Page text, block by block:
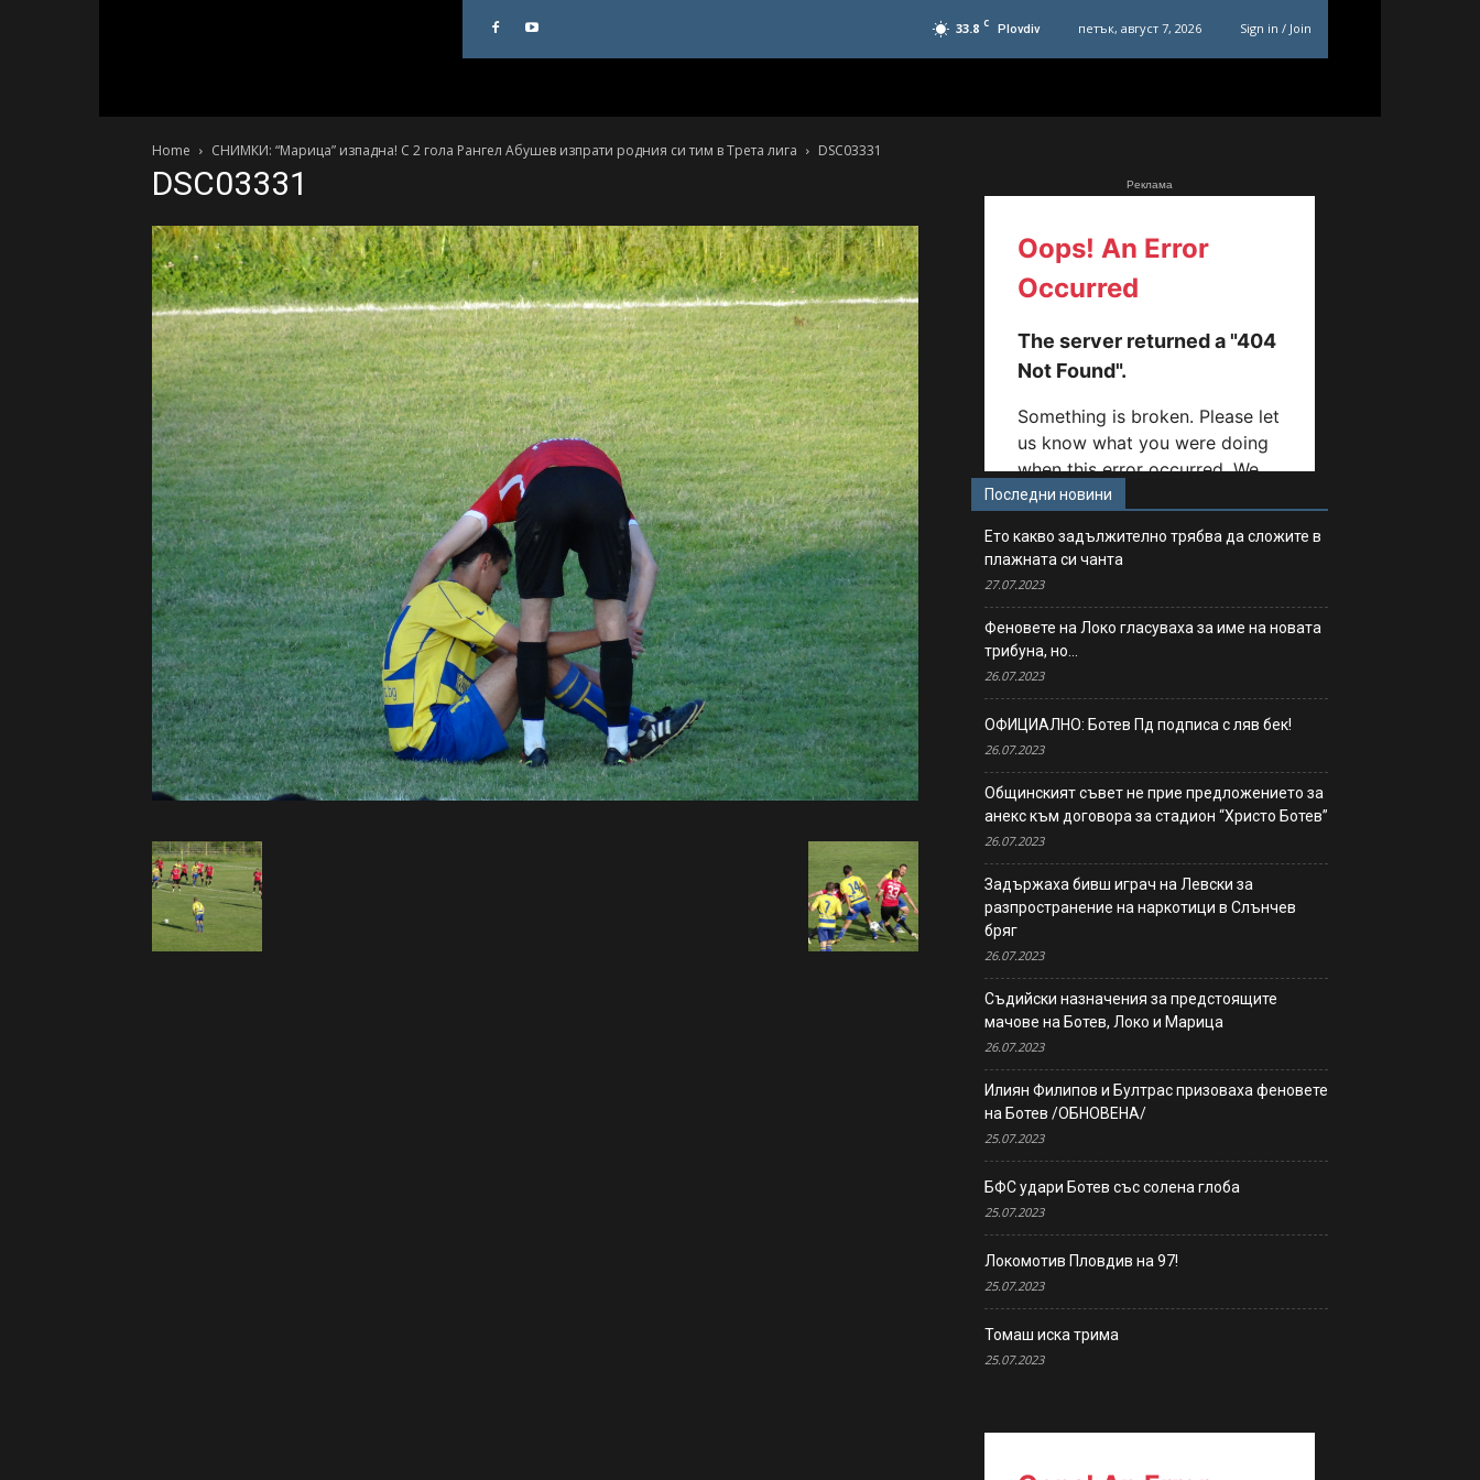
33.8 C Plovdiv петък, август 7, 2026 Sign in / Join
Home СНИМКИ: “Марица” изпадна! С 2 гола Рангел Абушев изпрати родния си тим в Трета лига DSC03331
DSC03331 Реклама
Последни новини
Ето какво задължително трябва да сложите в
плажната си чанта
27.07.2023
Феновете на Локо гласуваха за име на новата
трибуна, но…
26.07.2023
ОФИЦИАЛНО: Ботев Пд подписа с ляв бек!
26.07.2023
Общинският съвет не прие предложението за
анекс към договора за стадион “Христо Ботев”
26.07.2023
Задържаха бивш играч на Левски за
разпространение на наркотици в Слънчев
бряг
26.07.2023
Съдийски назначения за предстоящите
мачове на Ботев, Локо и Марица
26.07.2023
Илиян Филипов и Бултрас призоваха феновете
на Ботев /ОБНОВЕНА/
25.07.2023
БФС удари Ботев със солена глоба
25.07.2023
Локомотив Пловдив на 97!
25.07.2023
Томаш иска трима
25.07.2023